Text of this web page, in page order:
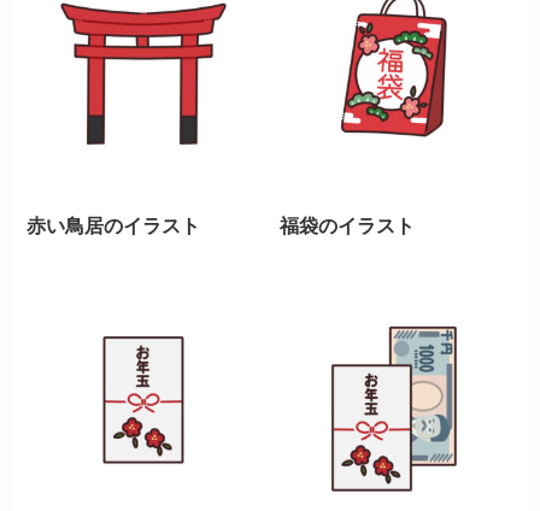
赤い鳥居のイラスト 福袋のイラスト